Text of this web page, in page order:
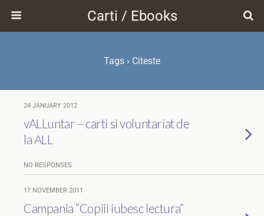
Carti / Ebooks
Tags › Citeste
24 JANUARY 2012
vALLuntar – carti si voluntariat de
la ALL
NO RESPONSES
17 NOVEMBER 2011
Campania ”Copiii iubesc lectura”